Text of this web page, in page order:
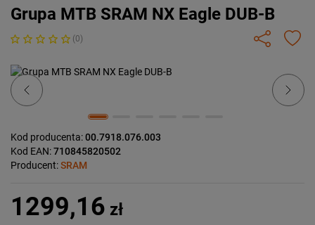
Grupa MTB SRAM NX Eagle DUB-B
(0)
Previous Next
Kod producenta:00.7918.076.003
Kod EAN:710845820502
Producent:SRAM
1299,16 zł